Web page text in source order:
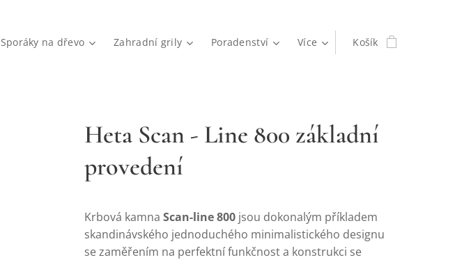
Sporáky na dřevo Zahradní grily Poradenství Více Košík
Heta Scan - Line 800 základní
provedení
Krbová kamna Scan-line 800 jsou dokonalým příkladem
skandinávského jednoduchého minimalistického designu
se zaměřením na perfektní funkčnost a konstrukci se